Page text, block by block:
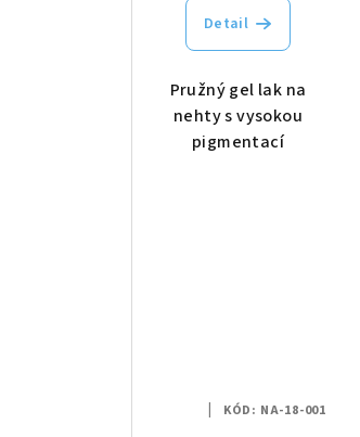
Detail
Pružný gel lak na
nehty s vysokou
pigmentací
KÓD: NA-18-001